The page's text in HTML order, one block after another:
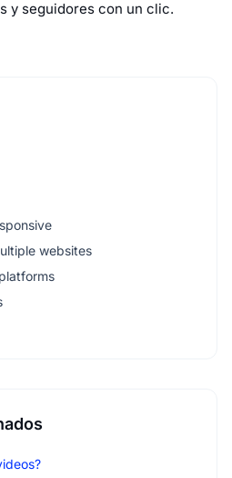
y seguidores con un clic.
websites